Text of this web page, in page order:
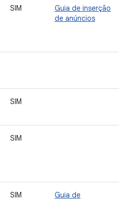
SIM
Guia de inserção
de anúncios
SIM
SIM
SIM
Guia de